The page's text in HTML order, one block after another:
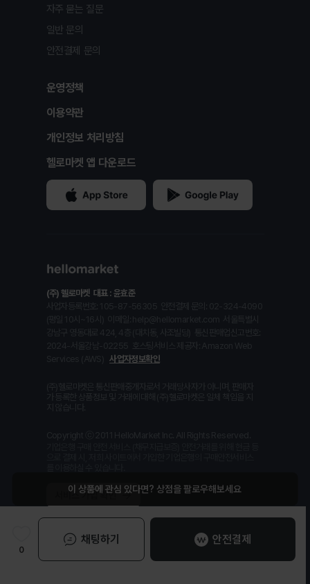
0
채팅하기 안전결제
자주 묻는 질문
일반 문의
안전결제 문의
운영정책
이용약관
개인정보 처리방침
헬로마켓 앱 다운로드
(주) 헬로마켓 대표 : 윤효준
사업자정보확인